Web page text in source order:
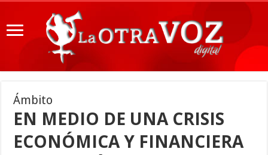
Ámbito
EN MEDIO DE UNA CRISIS
ECONÓMICA Y FINANCIERA